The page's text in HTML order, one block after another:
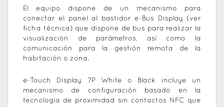
El equipo dispone de un mecanismo para
conectar el panel al bastidor e-Bus Display (ver
ficha técnica) que dispone de bus para realizar la
visualización de parámetros, así como la
comunicación para la gestión remota de la
habitación o zona.
e-Touch Display 7P White o Black incluye un
mecanismo de configuración basado en la
tecnología de proximidad sin contactos NFC que